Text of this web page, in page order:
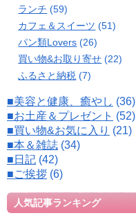
ランチ (59)
カフェ＆スイーツ (51)
パン類Lovers (26)
買い物&お取り寄せ (22)
ふるさと納税 (7)
■美容と健康、癒やし (36)
■お土産＆プレゼント (52)
■買い物&お気に入り (21)
■本＆雑誌 (34)
■日記 (42)
■ご挨拶 (6)
人気記事ランキング